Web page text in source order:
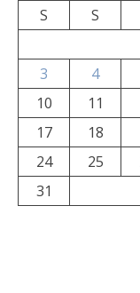
S
S
3
4
10
11
17
18
24
25
31